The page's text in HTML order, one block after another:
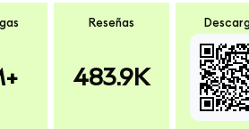
Reseñas
483.9K